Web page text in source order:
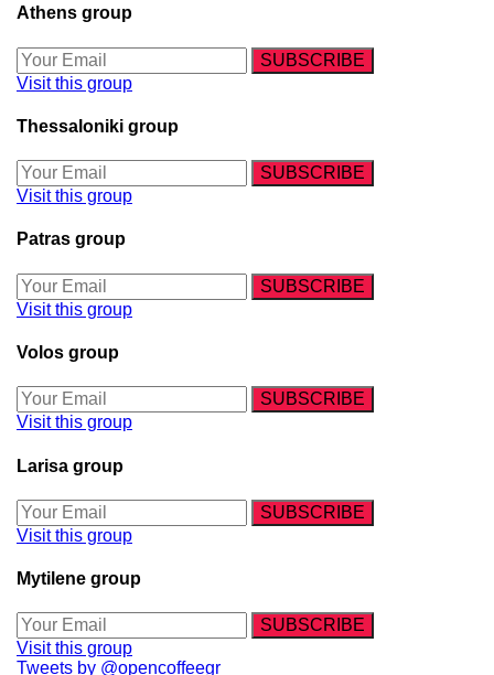
Athens group
Visit this group
Thessaloniki group
Visit this group
Patras group
Visit this group
Volos group
Visit this group
Larisa group
Visit this group
Mytilene group
Visit this group
Tweets by @opencoffeegr